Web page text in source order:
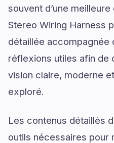
souvent d’une
Stereo Wiring Harness
détaillée accompagnée
réflexions utiles afin de
vision claire, moderne
exploré.
Les contenus détaillés
outils nécessaires pour